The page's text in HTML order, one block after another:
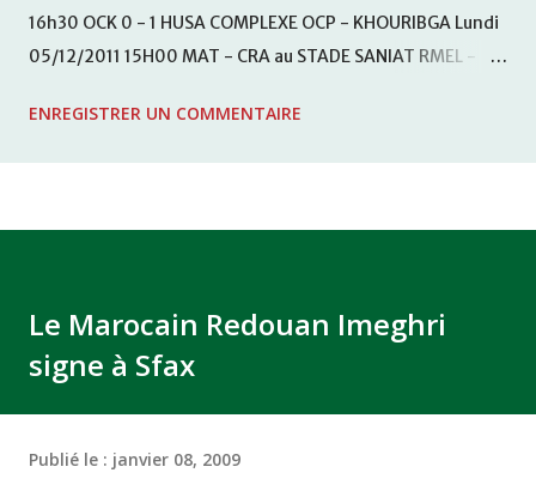
16h30 OCK 0 - 1 HUSA COMPLEXE OCP - KHOURIBGA Lundi
05/12/2011 15H00 MAT - CRA au STADE SANIAT RMEL -
KHEMISET Mardi 06/12/2011 15H00 WAF - OCS au
ENREGISTRER UN COMMENTAIRE
Le Marocain Redouan Imeghri
signe à Sfax
Publié le : janvier 08, 2009